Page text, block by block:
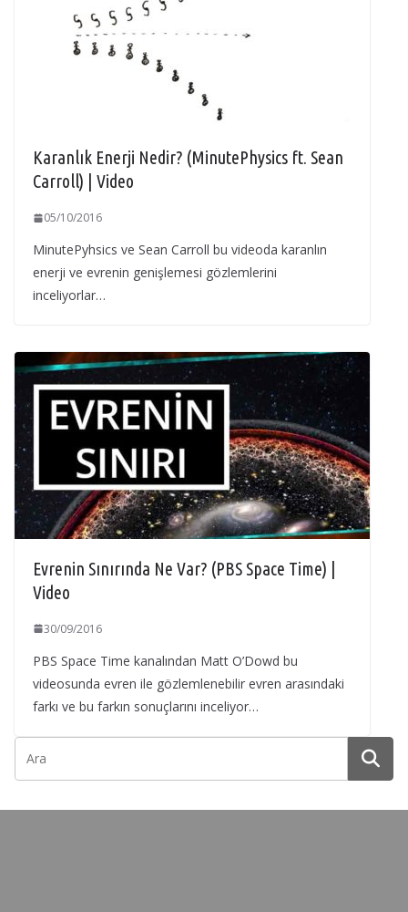
Karanlık Enerji Nedir? (MinutePhysics ft. Sean
Carroll) | Video
05/10/2016
MinutePyhsics ve Sean Carroll bu videoda karanlın
enerji ve evrenin genişlemesi gözlemlerini
inceliyorlar…
Evrenin Sınırında Ne Var? (PBS Space Time) |
Video
30/09/2016
PBS Space Time kanalından Matt O’Dowd bu
videosunda evren ile gözlemlenebilir evren arasındaki
farkı ve bu farkın sonuçlarını inceliyor…